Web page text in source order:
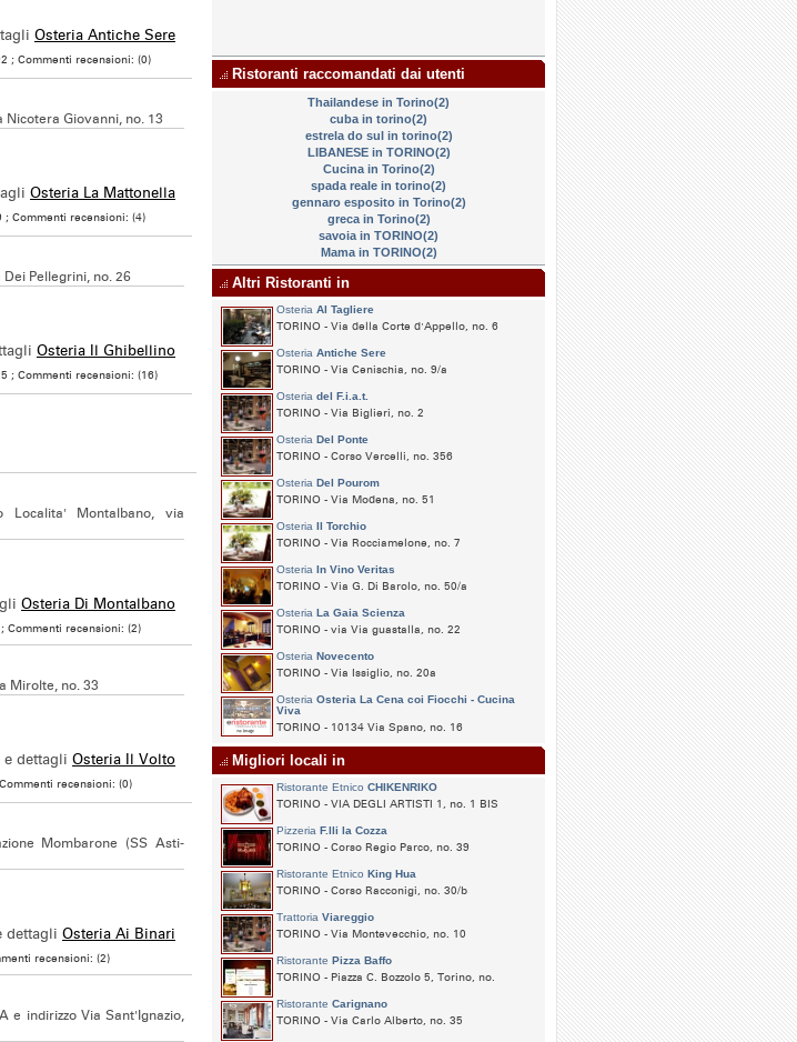
Osteria Antiche Sere
; Commenti recensioni: (0)
Nicotera Giovanni, no. 13
Osteria La Mattonella
; Commenti recensioni: (4)
Pellegrini, no. 26
Osteria Il Ghibellino
; Commenti recensioni: (16)
Localita' Montalbano, via
Osteria Di Montalbano
Commenti recensioni: (2)
Mirolte, no. 33
e dettagli Osteria Il Volto
recensioni: (0)
Mombarone (SS Asti-
dettagli Osteria Ai Binari
recensioni: (2)
e indirizzo Via Sant'Ignazio,
Ristoranti raccomandati dai utenti
Thailandese in Torino(2)
cuba in torino(2)
estrela do sul in torino(2)
LIBANESE in TORINO(2)
Cucina in Torino(2)
spada reale in torino(2)
gennaro esposito in Torino(2)
greca in Torino(2)
savoia in TORINO(2)
Mama in TORINO(2)
Altri Ristoranti in
Osteria Al Tagliere
TORINO - Via della Corte d'Appello, no. 6
Osteria Antiche Sere
TORINO - Via Cenischia, no. 9/a
Osteria del F.i.a.t.
TORINO - Via Biglieri, no. 2
Osteria Del Ponte
TORINO - Corso Vercelli, no. 356
Osteria Del Pourom
TORINO - Via Modena, no. 51
Osteria Il Torchio
TORINO - Via Rocciamelone, no. 7
Osteria In Vino Veritas
TORINO - Via G. Di Barolo, no. 50/a
Osteria La Gaia Scienza
TORINO - via Via guastalla, no. 22
Osteria Novecento
TORINO - Via Issiglio, no. 20a
Osteria Osteria La Cena coi Fiocchi - Cucina
Viva
TORINO - 10134 Via Spano, no. 16
Migliori locali in
Ristorante Etnico CHIKENRIKO
TORINO - VIA DEGLI ARTISTI 1, no. 1 BIS
Pizzeria F.lli la Cozza
TORINO - Corso Regio Parco, no. 39
Ristorante Etnico King Hua
TORINO - Corso Racconigi, no. 30/b
Trattoria Viareggio
TORINO - Via Montevecchio, no. 10
Ristorante Pizza Baffo
TORINO - Piazza C. Bozzolo 5, Torino, no.
Ristorante Carignano
TORINO - Via Carlo Alberto, no. 35